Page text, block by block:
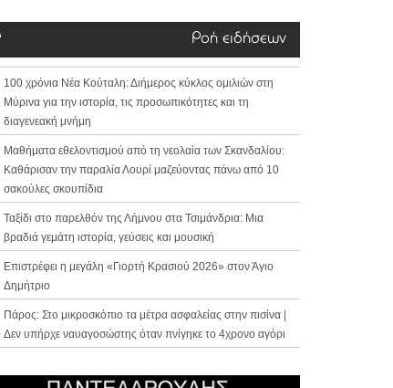
Ροή ειδήσεων
100 χρόνια Νέα Κούταλη: Διήμερος κύκλος ομιλιών στη
Μύρινα για την ιστορία, τις προσωπικότητες και τη
διαγενεακή μνήμη
Μαθήματα εθελοντισμού από τη νεολαία των Σκανδαλίου:
Καθάρισαν την παραλία Λουρί μαζεύοντας πάνω από 10
σακούλες σκουπίδια
Ταξίδι στο παρελθόν της Λήμνου στα Τσιμάνδρια: Μια
βραδιά γεμάτη ιστορία, γεύσεις και μουσική
Επιστρέφει η μεγάλη «Γιορτή Κρασιού 2026» στον Άγιο
Δημήτριο
Πάρος: Στο μικροσκόπιο τα μέτρα ασφαλείας στην πισίνα |
Δεν υπήρχε ναυαγοσώστης όταν πνίγηκε το 4χρονο αγόρι